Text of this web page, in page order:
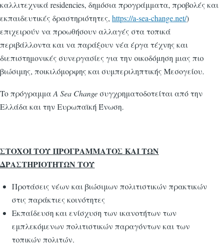
καλλιτεχνικά residencies, δημόσια προγράμματα, προβολές και
εκπαιδευτικές δραστηριότητες, https://a-sea-change.net/)
επιχειρούν να προωθήσουν αλλαγές στα τοπικά
περιβάλλοντα και να παράξουν νέα έργα τέχνης και
διεπιστημονικές συνεργασίες για την οικοδόμηση μιας πιο
βιώσιμης, ποικιλόμορφης και συμπεριληπτικής Μεσογείου.
To πρόγραμμαA Sea Changeσυγχρηματοδοτείται από την
Ελλάδα και την Ευρωπαϊκή Ένωση.
ΣΤΟΧΟΙ ΤΟΥ ΠΡΟΓΡΑΜΜΑΤΟΣ ΚΑΙ ΤΩΝ
ΔΡΑΣΤΗΡΙΟΤΗΤΩΝ ΤΟΥ
Προτάσεις νέων και βιώσιμων πολιτιστικών πρακτικών
στις παράκτιες κοινότητες
Εκπαίδευση και ενίσχυση των ικανοτήτων των
εμπλεκόμενων πολιτιστικών παραγόντων και των
τοπικών πολιτών.